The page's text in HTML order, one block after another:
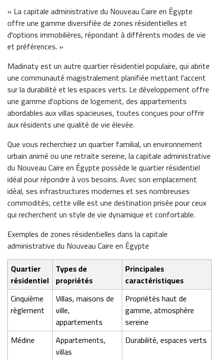
« La capitale administrative du Nouveau Caire en Égypte
offre une gamme diversifiée de zones résidentielles et
d'options immobilières, répondant à différents modes de vie
et préférences. »
Madinaty est un autre quartier résidentiel populaire, qui abrite
une communauté magistralement planifiée mettant l'accent
sur la durabilité et les espaces verts. Le développement offre
une gamme d'options de logement, des appartements
abordables aux villas spacieuses, toutes conçues pour offrir
aux résidents une qualité de vie élevée.
Que vous recherchiez un quartier familial, un environnement
urbain animé ou une retraite sereine, la capitale administrative
du Nouveau Caire en Égypte possède le quartier résidentiel
idéal pour répondre à vos besoins. Avec son emplacement
idéal, ses infrastructures modernes et ses nombreuses
commodités, cette ville est une destination prisée pour ceux
qui recherchent un style de vie dynamique et confortable.
Exemples de zones résidentielles dans la capitale
administrative du Nouveau Caire en Égypte
Quartier
résidentiel
Types de
propriétés
Principales
caractéristiques
Cinquième
règlement
Villas, maisons de
ville,
appartements
Propriétés haut de
gamme, atmosphère
sereine
Médine
Appartements,
villas
Durabilité, espaces verts